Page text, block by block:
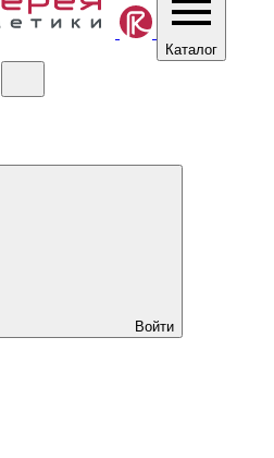
Каталог
Войти